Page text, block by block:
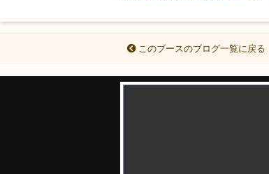
このブースのブログ一覧に戻る